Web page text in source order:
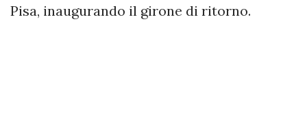
Pisa, inaugurando il girone di ritorno.